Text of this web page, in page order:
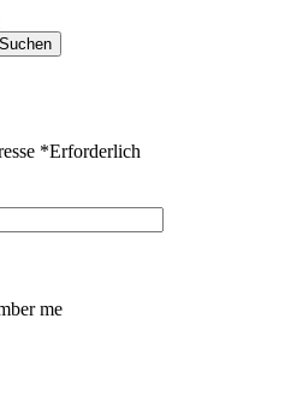
Suchen
*Erforderlich
me